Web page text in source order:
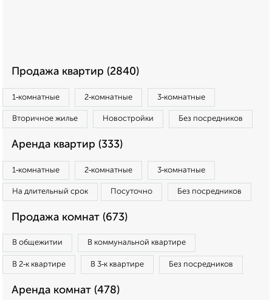
Продажа квартир (2840)
1‑комнатные 2‑комнатные 3‑комнатные
Вторичное жилье Новостройки Без посредников
Аренда квартир (333)
1‑комнатные 2‑комнатные 3‑комнатные
На длительный срок Посуточно Без посредников
Продажа комнат (673)
В общежитии В коммунальной квартире
В 2‑к квартире В 3‑к квартире Без посредников
Аренда комнат (478)